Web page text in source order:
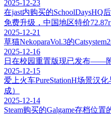
2025-12-23
在jast内购买的SchoolDaysHQ
免费升级，中国地区特价72.87r
2025-12-21
草猫NekoparaVol.3的
2025-12-16
日在校园重置版现已发布——
2025-12-15
爱上火车PureStationH场景汉
成）
2025-12-14
Steam购买的Galgame存档位置